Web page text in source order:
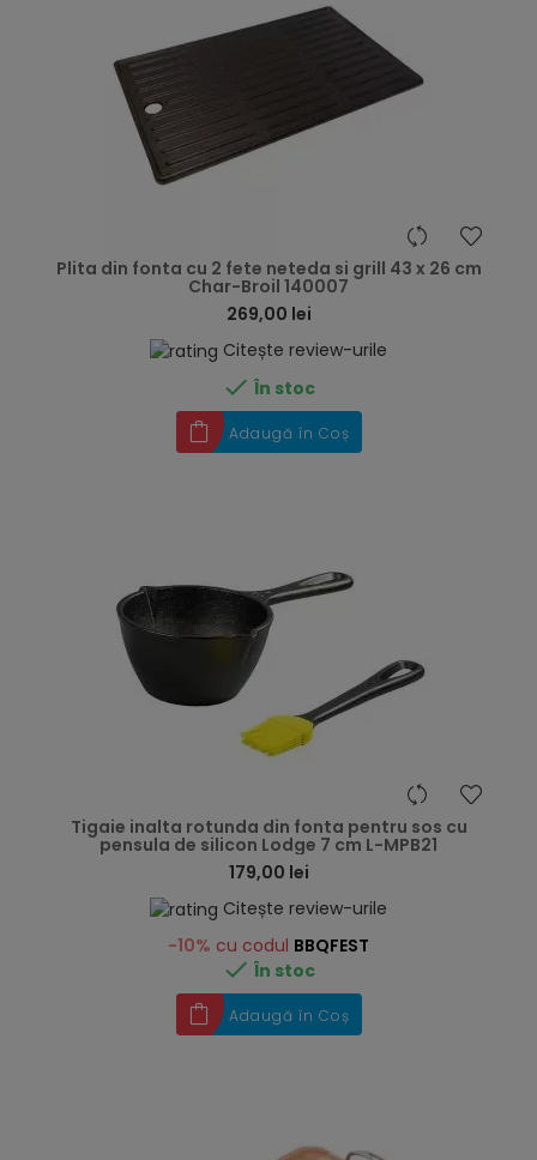
Plita din fonta cu 2 fete neteda si grill 43 x 26 cm
Char-Broil 140007
269,00 lei
Citește review-urile
 În stoc
Adaugă în Coș
Tigaie inalta rotunda din fonta pentru sos cu
pensula de silicon Lodge 7 cm L-MPB21
179,00 lei
Citește review-urile
-10% cu codul BBQFEST
 În stoc
Adaugă în Coș